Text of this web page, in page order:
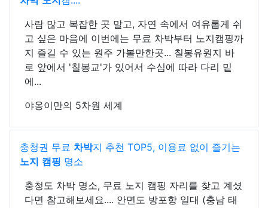
사람 많고 복잡한 곳 말고, 자연 속에서 여유롭게 쉬
고 싶은 마음에 이번에는 무료 차박부터 노지캠핑까
지 즐길 수 있는 원주 가볼만한곳... 칠봉유원지 바
로 앞에서 '칠봉교'가 있어서 수심에 따라 다리 밑
에...
야옹이만의 5차원 세계
충청권 무료 차박지 추천 TOP5, 이용료 없이 즐기는
노지 캠핑 명소
충청도 차박 명소, 무료 노지 캠핑 자리를 찾고 계셨
다면 참고해보세요.... 안면도 방포항 일대 (충남 태